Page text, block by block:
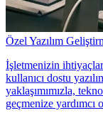
Özel Yazılım
İşletmenizin
kullanıcı dostu
yaklaşımımızla,
geçmenize yardımcı